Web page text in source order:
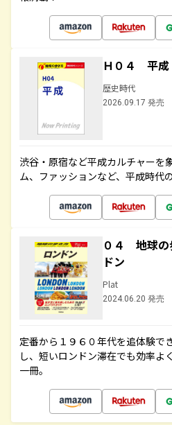
Ｈ０４ 平成
歴史時代
2026.09.17 発売
渋谷・原宿など平成カルチャーを
ム、ファッションなど、平成時代
０４ 地球
ドン
Plat
2024.06.20 発売
定番から１９６０年代を追体験で
し、短いロンドン滞在でも効率よ
一冊。